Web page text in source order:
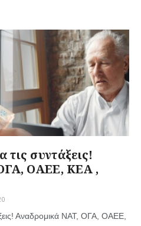
τις συντάξεις!
ΟΑΕΕ, ΚΕΑ ,
Αναδρομικά ΝΑΤ, ΟΓΑ, ΟΑΕΕ,